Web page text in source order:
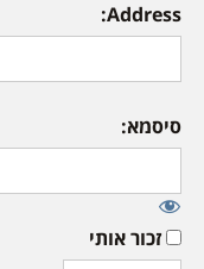
Address:
סיסמא:
זכור אותי